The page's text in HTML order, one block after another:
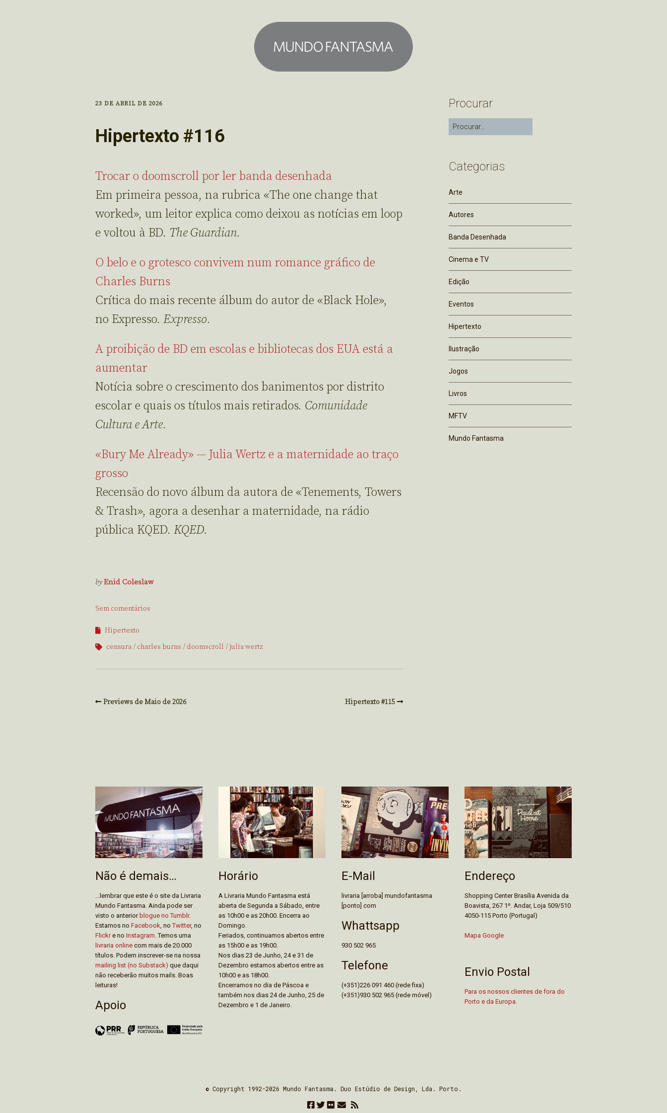
23 DE ABRIL DE 2026
Hipertexto #116
Trocar o doomscroll por ler banda desenhada
Em primeira pessoa, na rubrica «The one change that
worked», um leitor explica como deixou as notícias em loop
e voltou à BD. The Guardian.
O belo e o grotesco convivem num romance gráfico de
Charles Burns
Crítica do mais recente álbum do autor de «Black Hole»,
no Expresso. Expresso.
A proibição de BD em escolas e bibliotecas dos EUA está a
aumentar
Notícia sobre o crescimento dos banimentos por distrito
escolar e quais os títulos mais retirados. Comunidade
Cultura e Arte.
«Bury Me Already» — Julia Wertz e a maternidade ao traço
grosso
Recensão do novo álbum da autora de «Tenements, Towers
& Trash», agora a desenhar a maternidade, na rádio
pública KQED. KQED.
byEnid Coleslaw
Sem comentários
Hipertexto
censura
charles burns doomscroll julia wertz
Previews de Maio de 2026 Hipertexto #115
Procurar
Categorias
Arte
Autores
Banda Desenhada
Cinema e TV
Edição
Eventos
Hipertexto
Ilustração
Jogos
Livros
MFTV
Mundo Fantasma
Não é demais…
...lembrar que este é o site da Livraria
Mundo Fantasma. Ainda pode ser
visto o anteriorblogue no Tumblr.
Estamos no Facebook , noTwitter, no
Flickre no Instagram . Temos uma
livraria online com mais de 20.000
títulos. Podem inscrever-se na nossa
mailing list (no Substack) que daqui
não receberão muitos mails. Boas
leituras!
Apoio
Horário
A Livraria Mundo Fantasma está
aberta de Segunda a Sábado, entre
as 10h00 e as 20h00. Encerra ao
Domingo.
Feriados, continuamos abertos entre
as 15h00 e as 19h00.
Nos dias 23 de Junho, 24 e 31 de
Dezembro estamos abertos entre as
10h00 e as 18h00.
Encerramos no dia de Páscoa e
também nos dias 24 de Junho, 25 de
Dezembro e 1 de Janeiro.
E-Mail
livraria [arroba] mundofantasma
[ponto] com
Whattsapp
930 502 965
Telefone
(+351)226 091 460 (rede fixa)
(+351)930 502 965 (rede móvel)
Endereço
Shopping Center Brasília Avenida da
Boavista, 267 1º. Andar, Loja 509/510
4050-115 Porto (Portugal)
Mapa Google
Envio Postal
Para os nossos clientes de fora do
Porto e da Europa.
© Copyright 1992-2026 Mundo Fantasma. Duo Estúdio de Design, Lda. Porto.